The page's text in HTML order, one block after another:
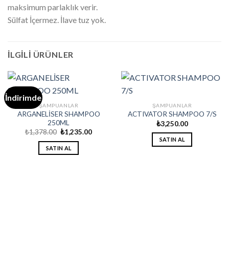
maksimum parlaklık verir.
Sülfat İçermez. İlave tuz yok.
İLGILI ÜRÜNLER
İndirimde
ŞAMPUANLAR
ARGANELİSER SHAMPOO
250ML
₺1,378.00 Orijinal
fiyat:
₺1,378.00.
₺1,235.00Şu
SATIN AL
ŞAMPUANLAR
ACTIVATOR SHAMPOO 7/S
₺3,250.00
SATIN AL